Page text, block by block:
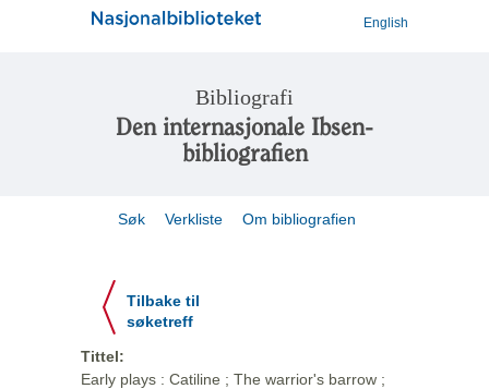
English
Bibliografi
Den internasjonale Ibsen-
bibliografien
Søk Verkliste Om bibliografien
Tilbake til
søketreff
Tittel:
Early plays : Catiline ; The warrior's barrow ;